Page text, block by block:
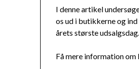
I denne artikel
os ud i butikkerne og
årets største udsalgsdag.
Få mere information